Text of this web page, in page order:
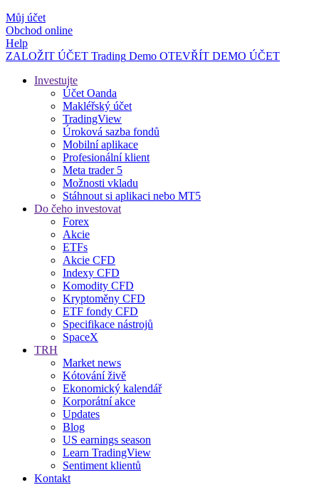
Můj účet
Obchod online
Help
ZALOŽIT ÚČET Trading Demo OTEVŘÍT DEMO ÚČET
Investujte
Účet Oanda
Makléřský účet
TradingView
Úroková sazba fondů
Mobilní aplikace
Profesionální klient
Meta trader 5
Možnosti vkladu
Stáhnout si aplikaci nebo MT5
Do čeho investovat
Forex
Akcie
ETFs
Akcie CFD
Indexy CFD
Komodity CFD
Kryptoměny CFD
ETF fondy CFD
Specifikace nástrojů
SpaceX
TRH
Market news
Kótování živě
Ekonomický kalendář
Korporátní akce
Updates
Blog
US earnings season
Learn TradingView
Sentiment klientů
Kontakt